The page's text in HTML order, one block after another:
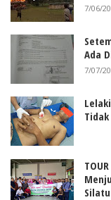
7/06/
Ada
7/07/